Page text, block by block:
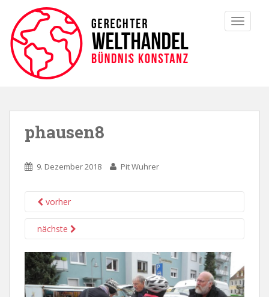
phausen8
9. Dezember 2018 Pit Wuhrer
vorher
nächste